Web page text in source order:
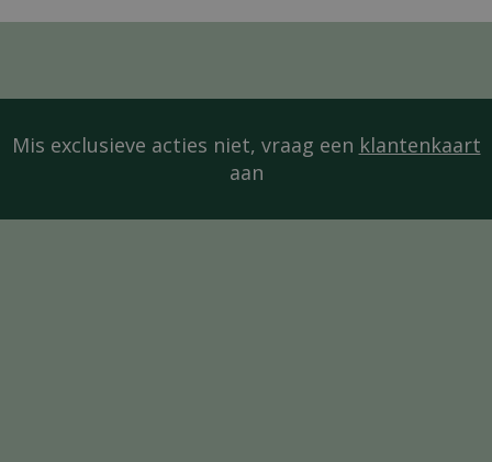
Mis exclusieve acties niet, vraag een klantenkaart
aan